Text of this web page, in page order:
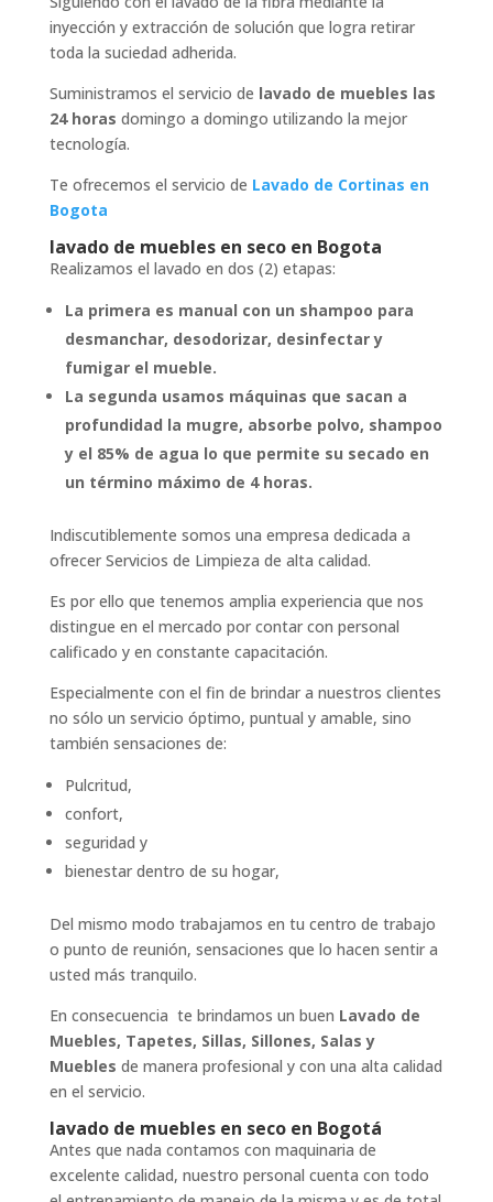
inyección y extracción de solución que logra retirar
toda la suciedad adherida.
Suministramos el servicio de lavado de muebles las
24 horas domingo a domingo utilizando la mejor
tecnología.
Te ofrecemos el servicio de Lavado de Cortinas en
Bogota
lavado de muebles en seco en Bogota
Realizamos el lavado en dos (2) etapas:
La primera es manual con un shampoo para
desmanchar, desodorizar, desinfectar y
fumigar el mueble.
La segunda usamos máquinas que sacan a
profundidad la mugre, absorbe polvo, shampoo
y el 85% de agua lo que permite su secado en
un término máximo de 4 horas.
Indiscutiblemente somos una empresa dedicada a
ofrecer Servicios de Limpieza de alta calidad.
Es por ello que tenemos amplia experiencia que nos
distingue en el mercado por contar con personal
calificado y en constante capacitación.
Especialmente con el fin de brindar a nuestros clientes
no sólo un servicio óptimo, puntual y amable, sino
también sensaciones de:
Pulcritud,
confort,
seguridad y
bienestar dentro de su hogar,
Del mismo modo trabajamos en tu centro de trabajo
o punto de reunión, sensaciones que lo hacen sentir a
usted más tranquilo.
En consecuencia te brindamos un buen Lavado de
Muebles, Tapetes, Sillas, Sillones, Salas y
Muebles de manera profesional y con una alta calidad
en el servicio.
lavado de muebles en seco en Bogotá
Antes que nada contamos con maquinaria de
excelente calidad, nuestro personal cuenta con todo